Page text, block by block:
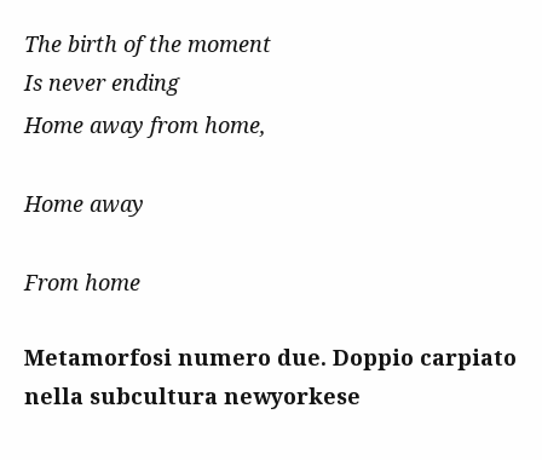
The birth of the moment
Is never ending
Home away from home,
Home away
From home
Metamorfosi numero due. Doppio carpiato
nella subcultura newyorkese